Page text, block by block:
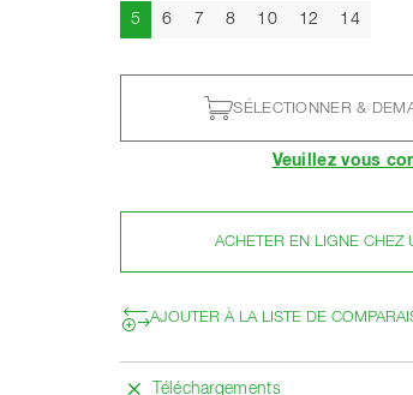
5 Actuel
6 7 8 10 12 14
SÉLECTIONNER &
Veuillez vous
ACHETER EN LIGNE CHEZ
AJOUTER À LA LISTE DE
Téléchargements